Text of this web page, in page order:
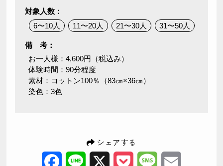
対象人数：
6〜10人
11〜20人 21〜30人 31〜50人
備 考：
お一人様：4,600円（税込み）
体験時間：90分程度
素材：コットン100％（83㎝×36㎝）
染色：3色
シェアする
Facebook
Line Pocket Message